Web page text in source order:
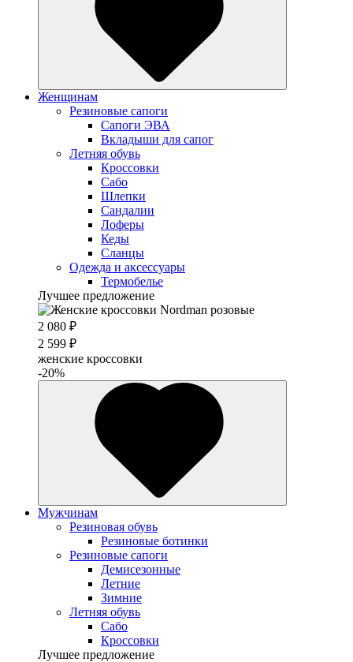
Женщинам
Резиновые сапоги
Cапоги ЭВА
Вкладыши для сапог
Летняя обувь
Кроссовки
Сабо
Шлепки
Сандалии
Лоферы
Кеды
Сланцы
Одежда и аксессуары
Термобелье
Лучшее предложение
2 080 ₽
2 599 ₽
женские кроссовки
-20%
Мужчинам
Резиновая обувь
Резиновые ботинки
Резиновые сапоги
Демисезонные
Летние
Зимние
Летняя обувь
Сабо
Кроссовки
Лучшее предложение